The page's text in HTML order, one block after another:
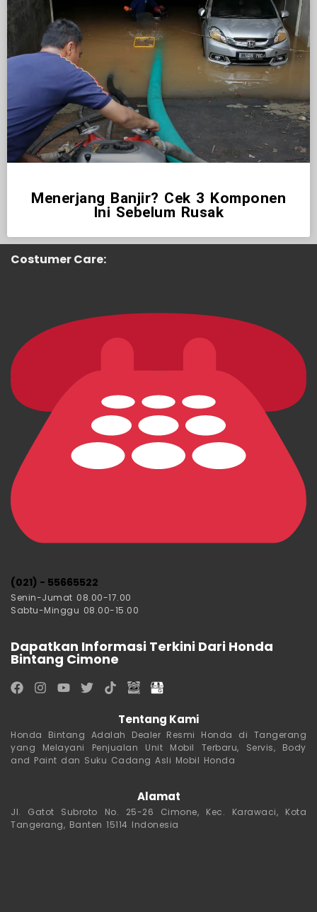
Menerjang Banjir? Cek 3 Komponen
Ini Sebelum Rusak
Costumer Care:
(021) - 55665522
Senin-Jumat 08.00-17.00
Sabtu-Minggu 08.00-15.00
Dapatkan Informasi Terkini Dari Honda
Bintang Cimone
Tentang Kami
Honda Bintang Adalah Dealer Resmi Honda di Tangerang
yang Melayani Penjualan Unit Mobil Terbaru, Servis, Body
and Paint dan Suku Cadang Asli Mobil Honda
Alamat
Jl. Gatot Subroto No. 25-26 Cimone, Kec. Karawaci, Kota
Tangerang, Banten 15114 Indonesia